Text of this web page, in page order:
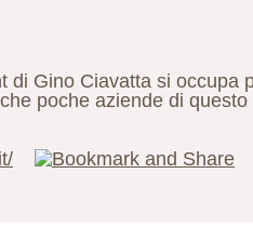
di Gino Ciavatta si
poche aziende di